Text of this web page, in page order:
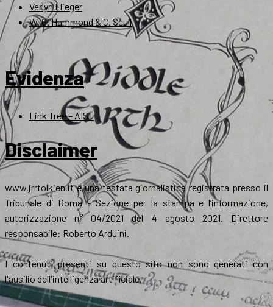
Verlyn Flieger
W. G. Hammond & C. Scull
Evidenza
Link Tree – AIST
Disclaimer
www.jrrtolkien.itè una testata giornalistica registrata presso il
Tribunale di Roma - Sezione per la stampa e l’informazione,
autorizzazione n° 04/2021 del 4 agosto 2021. Direttore
responsabile: Roberto Arduini.
I contenuti presenti su questo sito non sono generati con
l'ausilio dell'intelligenza artificiale.